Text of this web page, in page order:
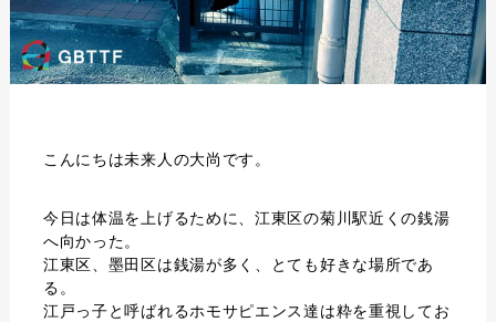
こんにちは未来人の大尚です。
今日は体温を上げるために、江東区の菊川駅近くの銭湯
へ向かった。
江東区、墨田区は銭湯が多く、とても好きな場所であ
る。
江戸っ子と呼ばれるホモサピエンス達は粋を重視してお